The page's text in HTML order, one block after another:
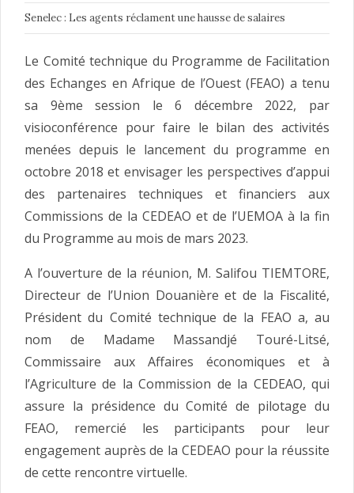
Senelec : Les agents réclament une hausse de salaires
Le Comité technique du Programme de Facilitation
des Echanges en Afrique de l’Ouest (FEAO) a tenu
sa 9ème session le 6 décembre 2022, par
visioconférence pour faire le bilan des activités
menées depuis le lancement du programme en
octobre 2018 et envisager les perspectives d’appui
des partenaires techniques et financiers aux
Commissions de la CEDEAO et de l’UEMOA à la fin
du Programme au mois de mars 2023.
A l’ouverture de la réunion, M. Salifou TIEMTORE,
Directeur de l’Union Douanière et de la Fiscalité,
Président du Comité technique de la FEAO a, au
nom de Madame Massandjé Touré-Litsé,
Commissaire aux Affaires économiques et à
l’Agriculture de la Commission de la CEDEAO, qui
assure la présidence du Comité de pilotage du
FEAO, remercié les participants pour leur
engagement auprès de la CEDEAO pour la réussite
de cette rencontre virtuelle.